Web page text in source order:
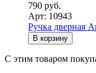
790 руб.
Арт: 10943
Ручка дверная
В корзину
С этим товаром